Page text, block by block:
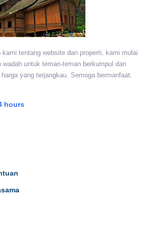
kami tentang website dan properti, kami mulai
wadah untuk teman-teman berkumpul dan
yang terjangkau. Semoga bermanfaat.
hours